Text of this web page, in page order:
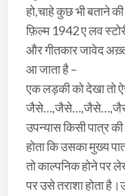
हो,चाहे कुछ भी बताने
फ़िल्म 1942 ए लव
और गीतकार जावेद
आ जाता है –
एक लड़की को देखा तो
उपन्यास किसी पात्र की
होता कि उसका मुख्य
तो काल्पनिक होने पर
पर उसे तराशा होता